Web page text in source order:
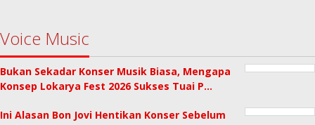
Voice Music
Bukan Sekadar Konser Musik Biasa, Mengapa
Konsep Lokarya Fest 2026 Sukses Tuai P…
Ini Alasan Bon Jovi Hentikan Konser Sebelum